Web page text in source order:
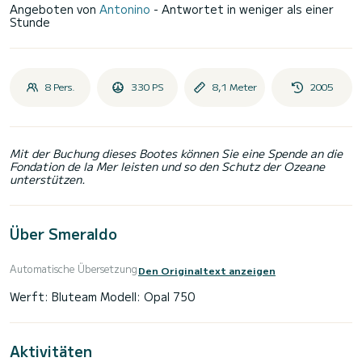
Angeboten von Antonino - Antwortet in weniger als einer
Stunde
8 Pers. 330 PS 8,1 Meter 2005
Mit der Buchung dieses Bootes können Sie eine Spende an die
Fondation de la Mer leisten und so den Schutz der Ozeane
unterstützen.
Über Smeraldo
Automatische ÜbersetzungDen Originaltext anzeigen
Aktivitäten